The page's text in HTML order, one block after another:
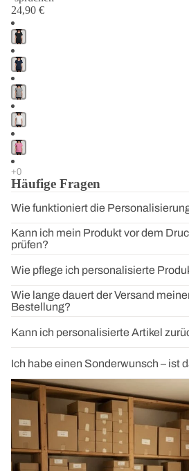
unverwechselbar.
Wähle jetzt Deine Passform, entdecke über
Hund und gestalte Dein neues Lieblingsshirt.
24,90 €
Häufige Fragen
Wie funktioniert die
Kann ich mein Produkt vor dem
prüfen?
Wie pflege ich personalisierte
Wie lange dauert der Versand
Bestellung?
Kann ich personalisierte Artikel
Ich habe einen Sonderwunsch – ist